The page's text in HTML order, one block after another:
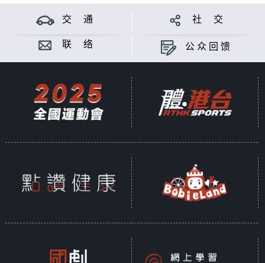
交 通 社 交
联 络 公众回馈